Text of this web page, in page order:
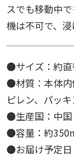
スでも移動中
機は不可で、浸
●サイズ：約
●材質：本体内
ピレン、パッ
●生産国：中国
●容量：約
●お届け予定日